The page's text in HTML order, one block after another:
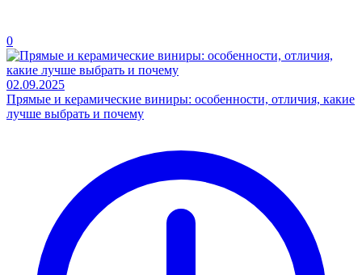
0
02.09.2025
Прямые и керамические виниры: особенности, отличия, какие
лучше выбрать и почему